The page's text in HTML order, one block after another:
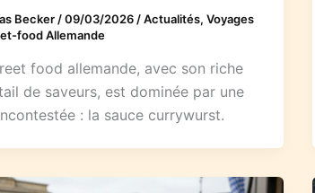
Becker /09/03/2026 /Actualités, Voyages
food Allemande
food allemande, avec son riche
de saveurs, est dominée par une
: la sauce currywurst.